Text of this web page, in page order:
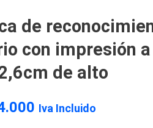
de
con impresión
de alto
Iva Incluido